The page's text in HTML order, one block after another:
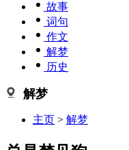
故事
词句
作文
解梦
历史
解梦
主页 > 解梦